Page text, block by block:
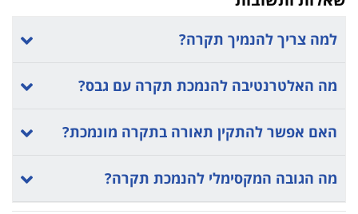
למה צריך להנמיך תקרה?
מה האלטרנטיבה להנמכת תקרה עם גבס?
האם אפשר להתקין תאורה בתקרה מונמכת?
מה הגובה המקסימלי להנמכת תקרה?